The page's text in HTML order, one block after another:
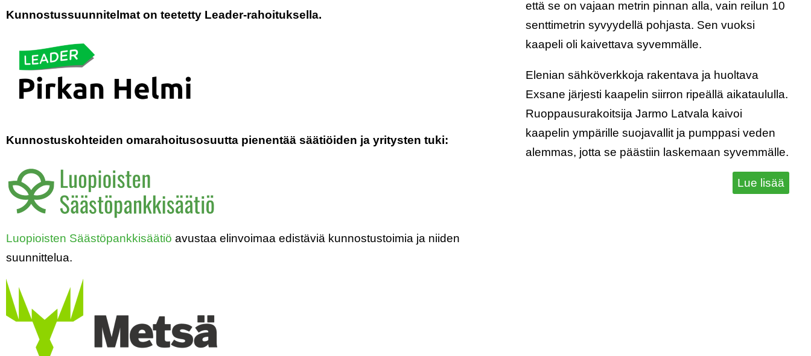
Kunnostussuunnitelmat on teetetty Leader-rahoituksella.
Kunnostuskohteiden omarahoitusosuutta pienentää säätiöiden ja yritysten tuki:
Luopioisten Säästöpankkisäätiö avustaa elinvoimaa edistäviä kunnostustoimia ja niiden
suunnittelua.
että se on vajaan metrin pinnan alla, vain reilun 10
senttimetrin syvyydellä pohjasta. Sen vuoksi
kaapeli oli kaivettava syvemmälle.
Elenian sähköverkkoja rakentava ja huoltava
Exsane järjesti kaapelin siirron ripeällä aikataululla.
Ruoppausurakoitsija Jarmo Latvala kaivoi
kaapelin ympärille suojavallit ja pumppasi veden
alemmas, jotta se päästiin laskemaan syvemmälle.
Lue lisää